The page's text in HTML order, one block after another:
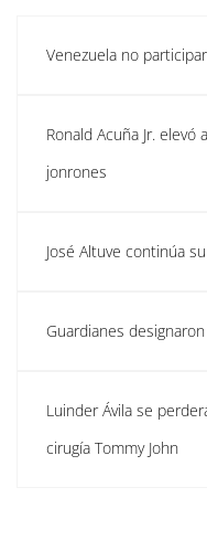
Venezuela no
Ronald Acuña Jr.
jonrones
José Altuve continúa
Guardianes
Luinder Ávila se
cirugía Tommy John